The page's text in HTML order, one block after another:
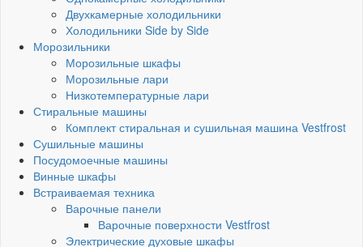
Двухкамерные холодильники
Холодильники Side by Side
Морозильники
Морозильные шкафы
Морозильные лари
Низкотемпературные лари
Стиральные машины
Комплект стиральная и сушильная машина Vestfrost
Сушильные машины
Посудомоечные машины
Винные шкафы
Встраиваемая техника
Варочные панели
Варочные поверхности Vestfrost
Электрические духовые шкафы